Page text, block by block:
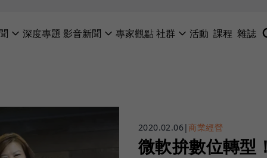
深度專題 影音新聞 專家觀點社群 活動 課程 雜誌
2020.02.06|商業經營
微軟拚數位轉型